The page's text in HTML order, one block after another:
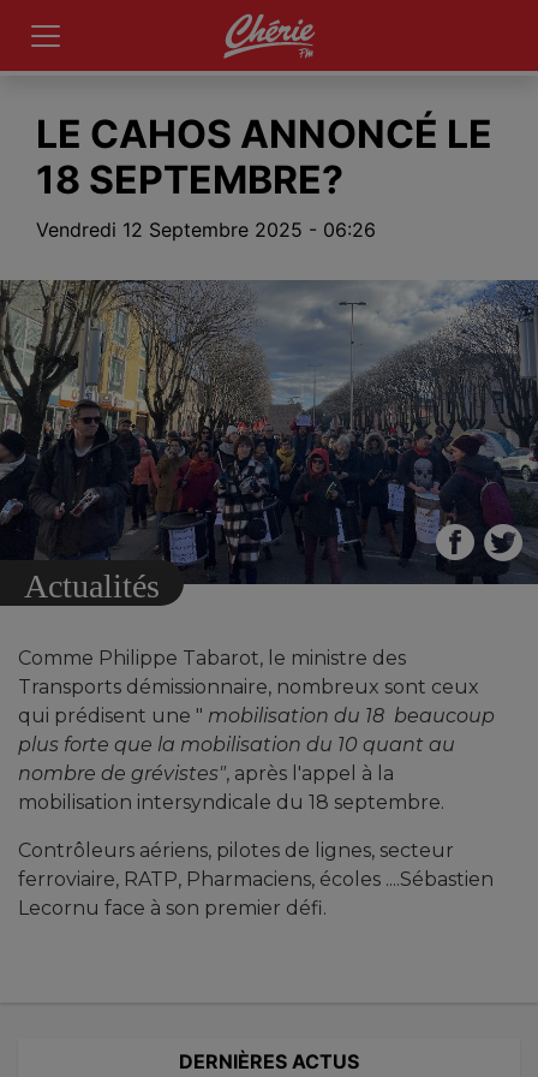
LE CAHOS ANNONCÉ LE
18 SEPTEMBRE?
Vendredi 12 Septembre 2025 - 06:26
Actualités
Comme Philippe Tabarot, le ministre des
Transports démissionnaire, nombreux sont ceux
qui prédisent une " mobilisation du 18 beaucoup
plus forte que la mobilisation du 10 quant au
nombre de grévistes", après l'appel à la
mobilisation intersyndicale du 18 septembre.
Contrôleurs aériens, pilotes de lignes, secteur
ferroviaire, RATP, Pharmaciens, écoles ....Sébastien
Lecornu face à son premier défi.
DERNIÈRES ACTUS